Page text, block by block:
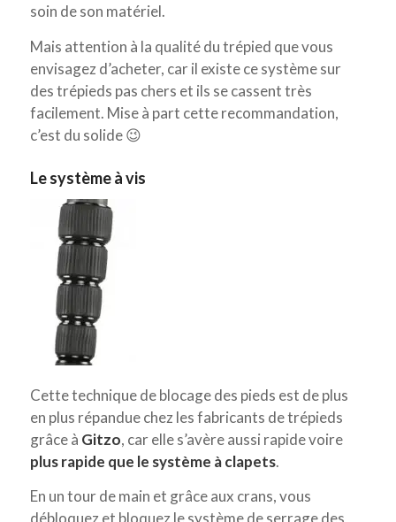
soin de son matériel.
Mais attention à la qualité du trépied que vous
envisagez d’acheter, car il existe ce système sur
des trépieds pas chers et ils se cassent très
facilement. Mise à part cette recommandation,
c’est du solide 😉
Le système à vis
Cette technique de blocage des pieds est de plus
en plus répandue chez les fabricants de trépieds
grâce à Gitzo, car elle s’avère aussi rapide voire
plus rapide que le système à clapets.
En un tour de main et grâce aux crans, vous
débloquez et bloquez le système de serrage des